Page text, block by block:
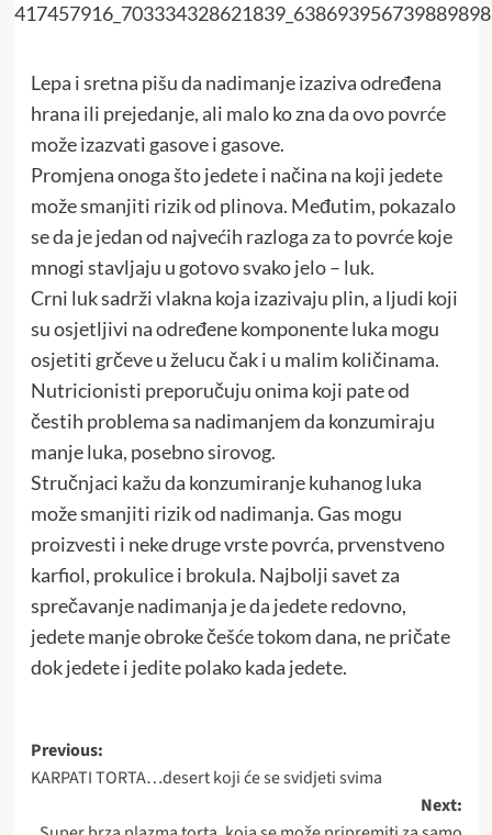
Lepa i sretna pišu da nadimanje izaziva određena
hrana ili prejedanje, ali malo ko zna da ovo povrće
može izazvati gasove i gasove.
Promjena onoga što jedete i načina na koji jedete
može smanjiti rizik od plinova. Međutim, pokazalo
se da je jedan od najvećih razloga za to povrće koje
mnogi stavljaju u gotovo svako jelo – luk.
Crni luk sadrži vlakna koja izazivaju plin, a ljudi koji
su osjetljivi na određene komponente luka mogu
osjetiti grčeve u želucu čak i u malim količinama.
Nutricionisti preporučuju onima koji pate od
čestih problema sa nadimanjem da konzumiraju
manje luka, posebno sirovog.
Stručnjaci kažu da konzumiranje kuhanog luka
može smanjiti rizik od nadimanja. Gas mogu
proizvesti i neke druge vrste povrća, prvenstveno
karfiol, prokulice i brokula. Najbolji savet za
sprečavanje nadimanja je da jedete redovno,
jedete manje obroke češće tokom dana, ne pričate
dok jedete i jedite polako kada jedete.
Post
navigation
Previous:
KARPATI TORTA…desert koji će se svidjeti svima
Next: